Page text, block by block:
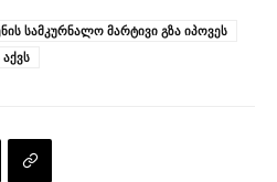
სამკურნალო მარტივი გზა იპოვეს